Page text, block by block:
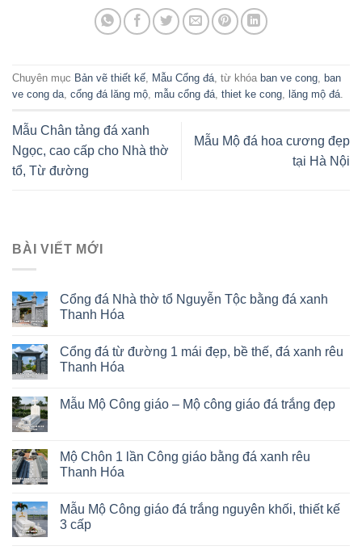
Chuyên mục Bản vẽ thiết kế, Mẫu Cổng đá, từ khóa ban ve cong, ban
ve cong da, cổng đá lăng mộ, mẫu cổng đá, thiet ke cong, lăng mộ đá.
Mẫu Chân tảng đá xanh
Ngọc, cao cấp cho Nhà thờ
tổ, Từ đường
Mẫu Mộ đá hoa cương đẹp
tại Hà Nội
BÀI VIẾT MỚI
Cổng đá Nhà thờ tổ Nguyễn Tộc bằng đá xanh
Thanh Hóa
Cổng đá từ đường 1 mái đẹp, bề thế, đá xanh rêu
Thanh Hóa
Mẫu Mộ Công giáo – Mộ công giáo đá trắng đẹp
Mộ Chôn 1 lần Công giáo bằng đá xanh rêu
Thanh Hóa
Mẫu Mộ Công giáo đá trắng nguyên khối, thiết kế
3 cấp